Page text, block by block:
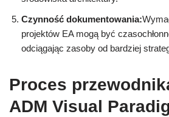
Czynność dokumentowania:
projektów EA mogą być
odciągając zasoby od bardziej
Proces
ADM Visual